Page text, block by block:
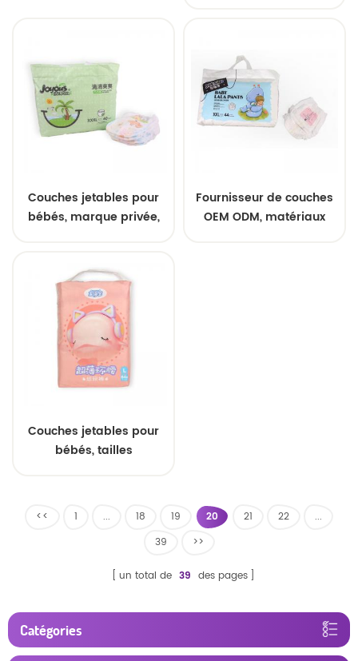
toucher
Couches jetables pour
bébés, marque privée,
douces et confortables
au toucher
Fournisseur de couches
OEM ODM, matériaux
Couches jetables pour
bébés, tailles
nouveau-nés, vente en
<< 1 ... 18 19 20 21 22
...
39
>>
un total de 39 des pages
Catégories